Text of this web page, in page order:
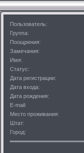
Пользователь:
Группа:
Поощрения:
Замечания:
Имя:
Статус:
Дата регистрации:
Дата входа:
Дата рождения:
E-mail:
Место проживания:
Штат:
Город: